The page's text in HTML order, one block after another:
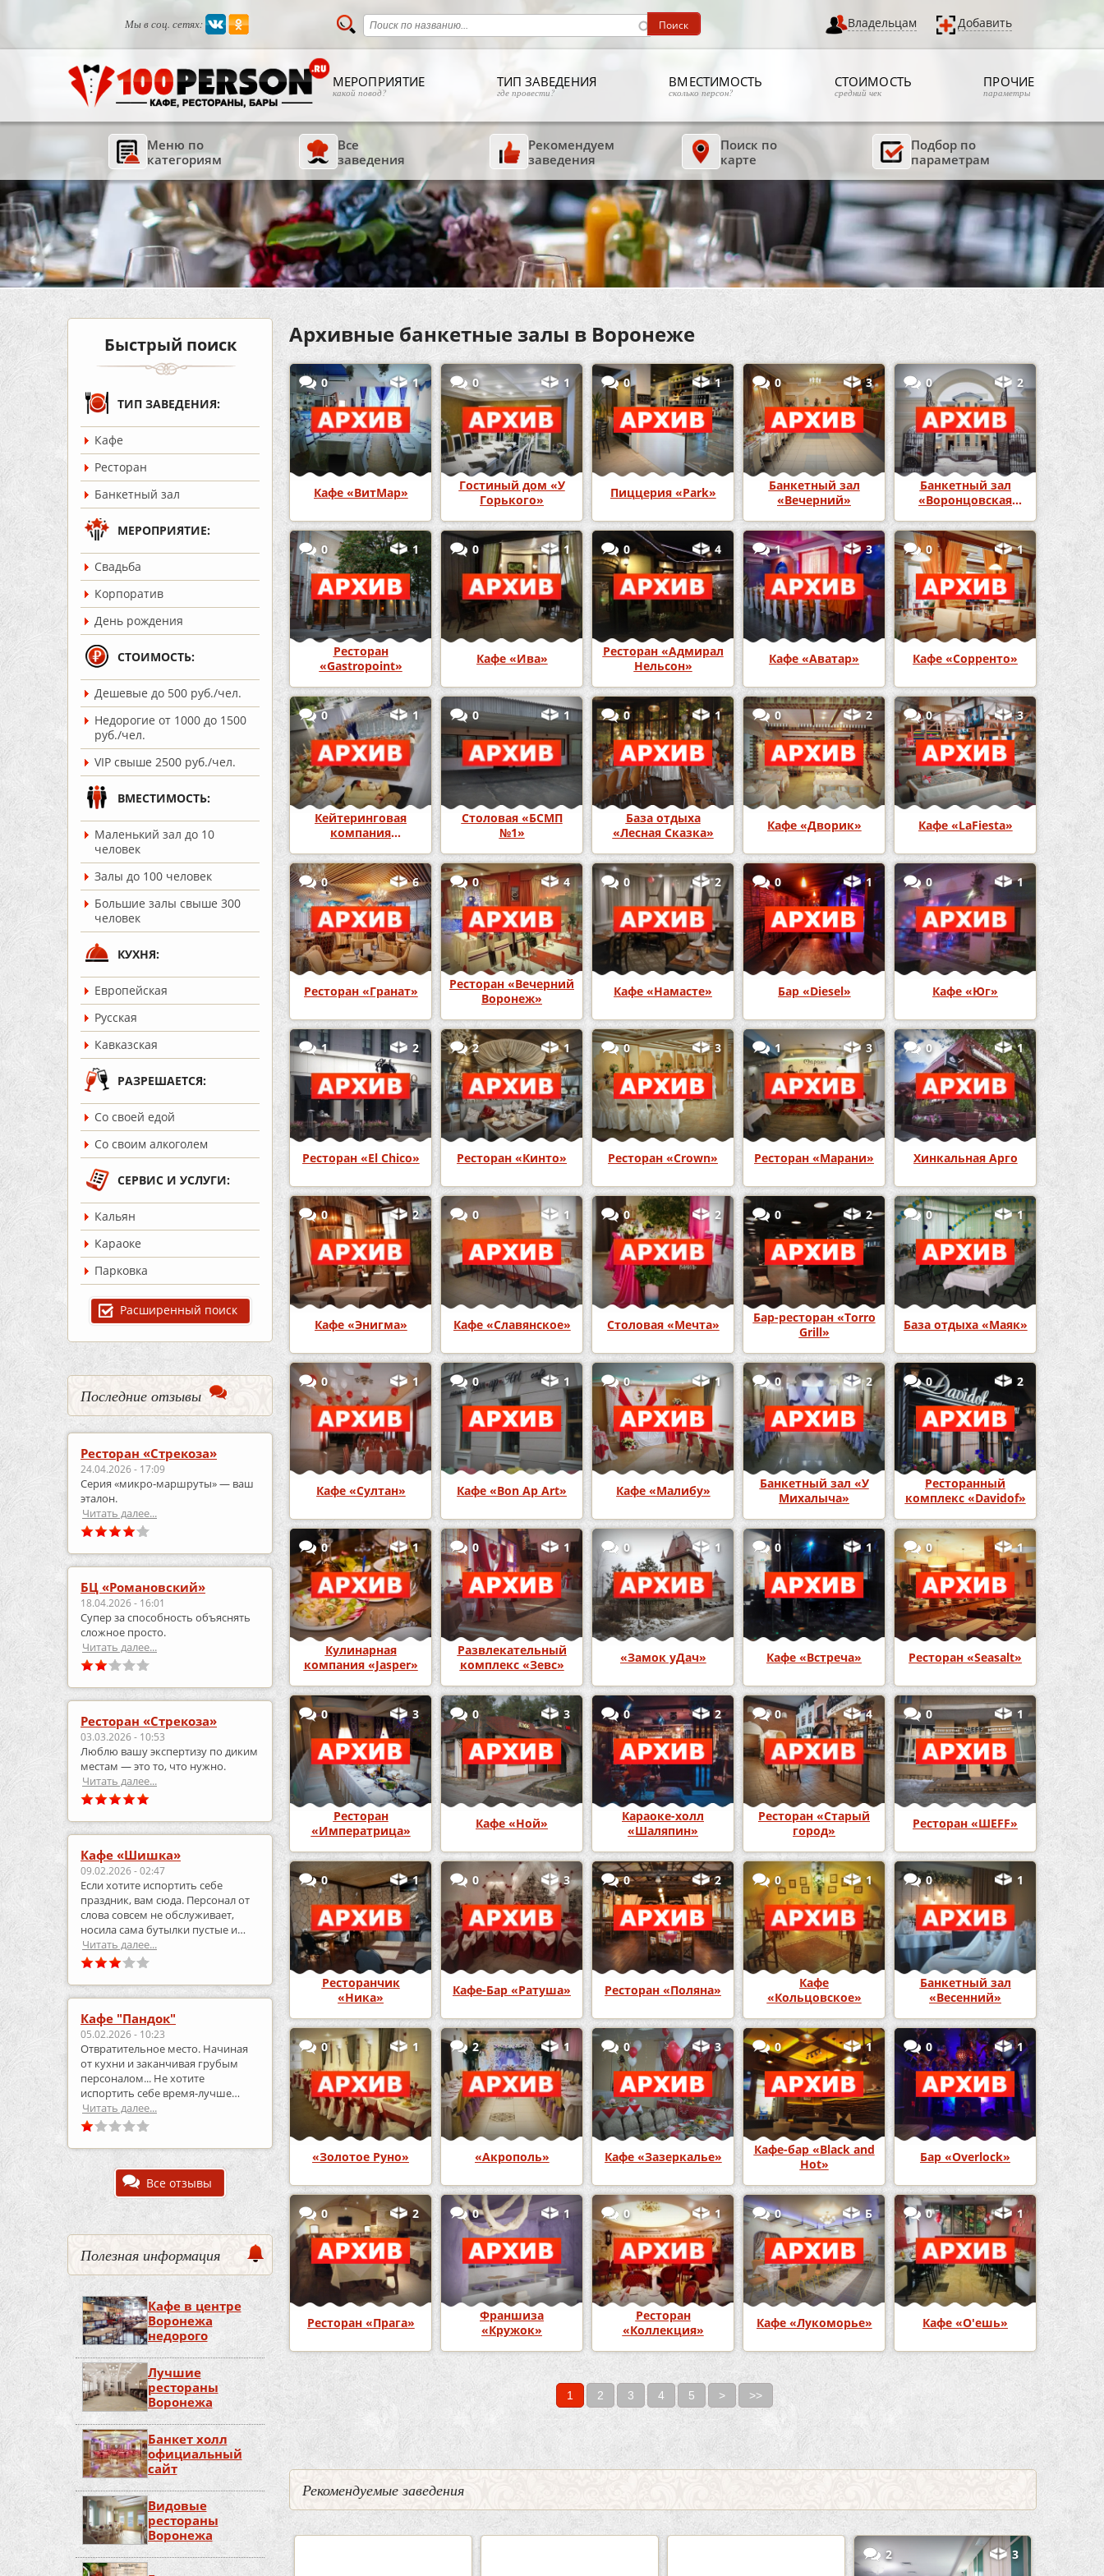
Мы в соц. сетях: Владельцам Добавить
МЕРОПРИЯТИЕ
какой повод?
ТИП ЗАВЕДЕНИЯ
где провести?
ВМЕСТИМОСТЬ
сколько персон?
СТОИМОСТЬ
средний чек
ПРОЧИЕ
параметры
Меню по
категориям
Все
заведения
Рекомендуем
заведения
Поиск по
карте
Подбор по
параметрам
Быстрый поиск
ТИП ЗАВЕДЕНИЯ:
Кафе
Ресторан
Банкетный зал
МЕРОПРИЯТИЕ:
Cвадьба
Корпоратив
День рождения
СТОИМОСТЬ:
Дешевые до 500 руб./чел.
Недорогие от 1000 до 1500
руб./чел.
VIP свыше 2500 руб./чел.
ВМЕСТИМОСТЬ:
Маленький зал до 10
человек
Залы до 100 человек
Большие залы свыше 300
человек
КУХНЯ:
Европейская
Русская
Кавказская
РАЗРЕШАЕТСЯ:
Со своей едой
Со своим алкоголем
СЕРВИС И УСЛУГИ:
Кальян
Караоке
Парковка
Расширенный поиск
Последние отзывы
Ресторан «Стрекоза»
24.04.2026 - 17:09
Серия «микро‑маршруты» — ваш
эталон.
Читать далее...
БЦ «Романовский»
18.04.2026 - 16:01
Супер за способность объяснять
сложное просто.
Читать далее...
Ресторан «Стрекоза»
03.03.2026 - 10:53
Люблю вашу экспертизу по диким
местам — это то, что нужно.
Читать далее...
Кафе «Шишка»
09.02.2026 - 02:47
Если хотите испортить себе
праздник, вам сюда. Персонал от
слова совсем не обслуживает,
носила сама бутылки пустые и
приносила полные.
Читать далее...
Кафе "Пандок"
05.02.2026 - 10:23
Отвратительное место. Начиная
от кухни и заканчивая грубым
персоналом... Не хотите
испортить себе время-лучше
выберите что-то другое..
Читать далее...
Все отзывы
Полезная информация
Кафе в центре
Воронежа
недорого
Лучшие
рестораны
Воронежа
Банкет холл
официальный
сайт
Видовые
рестораны
Воронежа
Архивные банкетные залы в Воронеже
0 1
Кафе «ВитМар»
0 1
Гостиный дом «У
Горького»
0 1
Пиццерия «Park»
0 3
Банкетный зал
«Вечерний»
0 2
Банкетный зал
«Воронцовская
0 1
Ресторан
«Gastropoint»
0 1
Кафе «Ива»
0 4
Ресторан «Адмирал
Нельсон»
1 3
Кафе «Аватар»
0 1
Кафе «Сорренто»
0 1
Кейтеринговая
компания
0 1
Столовая «БСМП
№1»
0 1
База отдыха
«Лесная Сказка»
0 2
Кафе «Дворик»
0 3
Кафе «LaFiesta»
0 6
Ресторан «Гранат»
0 4
Ресторан «Вечерний
Воронеж»
0 2
Кафе «Намасте»
0 1
Бар «Diesel»
0 1
Кафе «Юг»
1 2
Ресторан «El Chico»
2 1
Ресторан «Кинто»
0 3
Ресторан «Crown»
1 3
Ресторан «Марани»
0 1
Хинкальная Арго
0 2
Кафе «Энигма»
0 1
Кафе «Славянское»
0 2
Столовая «Мечта»
0 2
Бар-ресторан «Torro
Grill»
0 1
База отдыха «Маяк»
0 1
Кафе «Султан»
0 1
Кафе «Bon Ap Art»
0 1
Кафе «Малибу»
0 2
Банкетный зал «У
Михалыча»
0 2
Ресторанный
комплекс «Davidof»
0 1
Кулинарная
компания «Jasper»
0 1
Развлекательный
комплекс «Зевс»
0 1
«Замок уДач»
0 1
Кафе «Встреча»
0 1
Ресторан «Seasalt»
0 3
Ресторан
«Императрица»
0 3
Кафе «Ной»
0 2
Караоке-холл
«Шаляпин»
0 4
Ресторан «Старый
город»
0 1
Ресторан «ШЕFF»
0 1
Ресторанчик
«Ника»
0 3
Кафе-Бар «Ратуша»
0 2
Ресторан «Поляна»
0 1
Кафе
«Кольцовское»
0 1
Банкетный зал
«Весенний»
0 1
«Золотое Руно»
2 1
«Акрополь»
0 3
Кафе «Зазеркалье»
0 1
Кафе-бар «Black and
Hot»
0 1
Бар «Overlock»
0 2
Ресторан «Прага»
0 1
Франшиза
«Кружок»
0 1
Ресторан
«Коллекция»
0 Б
Кафе «Лукоморье»
0 1
Кафе «О'ешь»
Страницы 1 2 3 4 5 > >>
Рекомендуемые заведения
5 2 2 3